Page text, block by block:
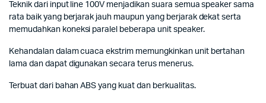
Teknik dari input line 100V menjadikan suara semua speaker sama
rata baik yang berjarak jauh maupun yang berjarak dekat serta
memudahkan koneksi paralel beberapa unit speaker.
Kehandalan dalam cuaca ekstrim memungkinkan unit bertahan
lama dan dapat digunakan secara terus menerus.
Terbuat dari bahan ABS yang kuat dan berkualitas.